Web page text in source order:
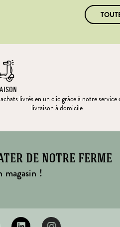
livrés en un clic grâce à notre service
livraison à domicile
de notre ferme
magasin !